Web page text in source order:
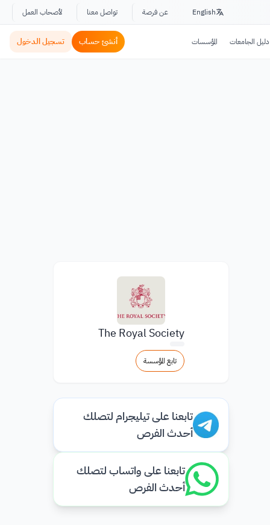
English عن فرصة تواصل معنا لأصحاب العمل
دليل الجامعات المؤسسات أنشئ حساب تسجيل الدخول
The Royal Society
تابع المؤسسة
تابعنا على تيليجرام لتصلك
أحدث الفرص
تابعنا على واتساب لتصلك
أحدث الفرص